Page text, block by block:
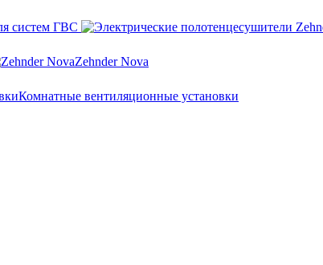
систем ГВС
Zehnder Nova
Комнатные вентиляционные установки